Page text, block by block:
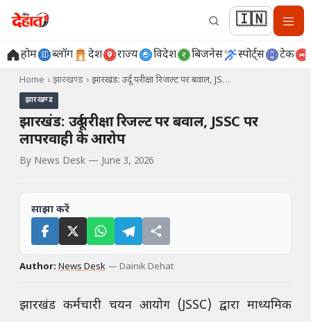
🇮🇳
होम ब्लॉग देश राज्य विदेश बिजनेस स्पोर्ट्स टेक
Home › झारखण्ड › झारखंड: उर्दू परीक्षा रिजल्ट पर बवाल, JS…
झारखण्ड
झारखंड: उर्दू परीक्षा रिजल्ट पर बवाल, JSSC पर
लापरवाही के आरोप
By News Desk — June 3, 2026
साझा करें
Author: News Desk — Dainik Dehat
झारखंड कर्मचारी चयन आयोग (JSSC) द्वारा माध्यमिक